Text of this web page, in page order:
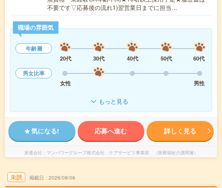
不要です▽応募後の流れ1)翌営業日までに担当…
職場の雰囲気
年齢層
20代
30代 40代 50代
60代
男女比率
女性
男性
もっと見る
気になる! 応募へ進む 詳しく見る
派遣会社 マンパワーグループ株式会社 ケアサービス事業部 （医療福祉介護関連）
未読 掲載日 2026/08/06